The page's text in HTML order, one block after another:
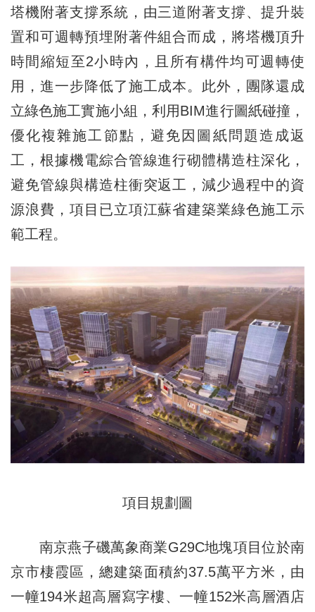
塔機附著支撐系統，由三道附著支撐、提升裝
置和可週轉預埋附著件組合而成，將塔機頂升
時間縮短至2小時內，且所有構件均可週轉使
用，進一步降低了施工成本。此外，團隊還成
立綠色施工實施小組，利用BIM進行圖紙碰撞，
優化複雜施工節點，避免因圖紙問題造成返
工，根據機電綜合管線進行砌體構造柱深化，
避免管線與構造柱衝突返工，減少過程中的資
源浪費，項目已立項江蘇省建築業綠色施工示
範工程。
項目規劃圖
南京燕子磯萬象商業G29C地塊項目位於南
京市棲霞區，總建築面積約37.5萬平方米，由
一幢194米超高層寫字樓、一幢152米高層酒店